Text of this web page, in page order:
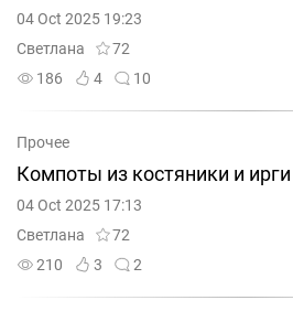
04 Oct 2025 19:23
Светлана
72
186
4 10
Прочее
Компоты из костяники и ирги
04 Oct 2025 17:13
Светлана
72
210
3 2